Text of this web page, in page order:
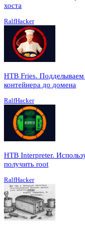
хоста
RalfHacker
HTB Fries. Подделываем
контейнера до домена
RalfHacker
HTB Interpreter.
получить root
RalfHacker